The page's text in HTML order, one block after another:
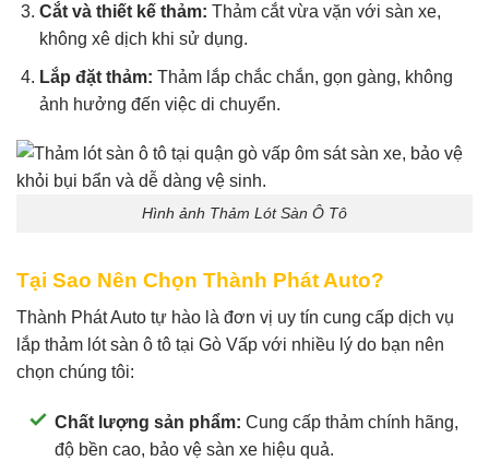
Cắt và thiết kế thảm: Thảm cắt vừa vặn với sàn xe,
không xê dịch khi sử dụng.
Lắp đặt thảm: Thảm lắp chắc chắn, gọn gàng, không
ảnh hưởng đến việc di chuyển.
Hình ảnh Thảm Lót Sàn Ô Tô
Tại Sao Nên Chọn Thành Phát Auto?
Thành Phát Auto tự hào là đơn vị uy tín cung cấp dịch vụ
lắp thảm lót sàn ô tô tại Gò Vấp với nhiều lý do bạn nên
chọn chúng tôi:
Chất lượng sản phẩm: Cung cấp thảm chính hãng,
độ bền cao, bảo vệ sàn xe hiệu quả.